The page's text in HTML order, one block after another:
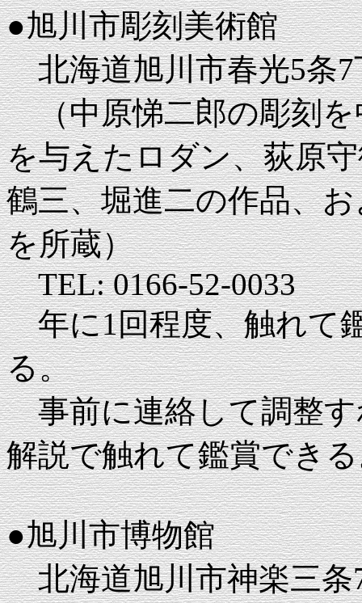
●旭川市彫刻美術館
北海道旭川市春光5条7
（中原悌二郎の彫刻を
を与えたロダン、荻原
鶴三、堀進二の作品、
を所蔵）
TEL: 0166-52-0033
年に1回程度、触れて
る。
事前に連絡して調整す
解説で触れて鑑賞でき
●旭川市博物館
北海道旭川市神楽三条